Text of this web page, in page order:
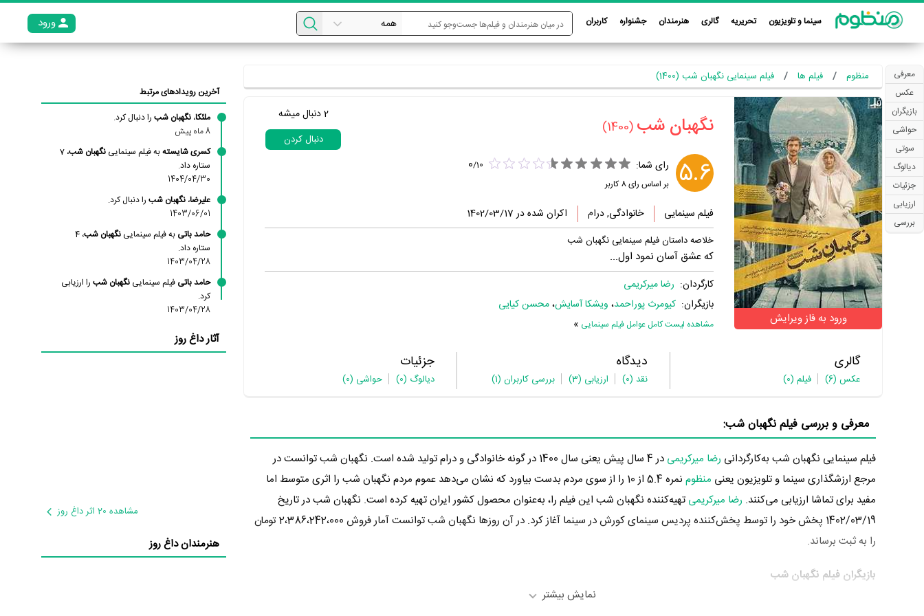
سینما و تلویزیون تحریریه گالری هنرمندان جشنواره کاربران ورود
معرفی
عکس
بازیگران
حواشی
سوتی
دیالوگ
جزئیات
ارزیابی
بررسی
منظوم فیلم ها فیلم سینمایی نگهبان شب (1400)
ورود به فاز ویرایش
‏نگهبان شب‏ (1400)
2دنبال میشه
دنبال کردن
5.6 رای شما: 0/10
بر اساس رای8کاربر
فیلم سینمایی خانوادگی, درام اکران شده در 1402/03/17
خلاصه داستان فیلم سینمایی نگهبان شب
که عشق آسان نمود اول...
کارگردان: رضا میرکریمی
بازیگران: کیومرث پوراحمد، ویشکا آسایش،محسن کیایی
مشاهده لیست کامل عوامل فیلم سینمایی »
گالری
عکس (6) فیلم (0)
دیدگاه
نقد (0) ارزیابی (3) بررسی کاربران (1)
جزئیات
دیالوگ (0) حواشی (0)
معرفی و بررسی فیلم نگهبان شب:
فیلم سینمایی نگهبان شب به‌کارگردانی رضا میرکریمی
در 4 سال پیش یعنی سال 1400 در گونه خانوادگی و درام تولید شده است. نگهبان شب توانست در
مرجع ارزشگذاری سینما و تلویزیون یعنی منظوم
نمره 5.4 از 10 را از سوی مردم بدست بیاورد که نشان می‌دهد عموم مردم نگهبان شب را اثری متوسط اما
مفید برای تماشا ارزیابی می‌کنند. رضا میرکریمی تهیه‌کننده نگهبان شب این فیلم را، به‌عنوان محصول کشور ایران تهیه کرده است. نگهبان شب در تاریخ
1402/03/19 پخش خود را توسط پخش‌کننده پردیس سینمای کورش در سینما آغاز کرد. در آن روزها نگهبان شب توانست آمار فروش 2،386،242،000 تومان
را به ثبت برساند.
بازیگران فیلم نگهبان شب
نمایش بیشتر
آخرین رویدادهای مرتبط
ملئکا، نگهبان شبرا دنبال کرد.
8 ماه پیش
کسری شایستهبه فیلم سینمایی نگهبان شب ، 7
ستاره داد.
1404/04/30
علیرضا، نگهبان شبرا دنبال کرد.
1403/06/01
حامد باتی به فیلم سینمایی نگهبان شب ، 4
ستاره داد.
1403/04/28
حامد باتی فیلم سینمایی نگهبان شبرا ارزیابی
کرد.
1403/04/28
آثار داغ روز
مشاهده 20 اثر داغ روز
هنرمندان داغ روز